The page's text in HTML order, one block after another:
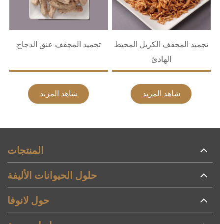
تجميد المجفف عنق الدجاج
شاهد المزيد
تجميد المجفف الكريل المحيط
الهادئ
شاهد المزيد
المنتجات
حلول الحيوانات الأليفة
حول لانوفا